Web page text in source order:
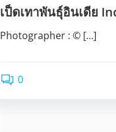
เป็ดเทาพันธุ์อินเดีย
Photographer : © […]
0